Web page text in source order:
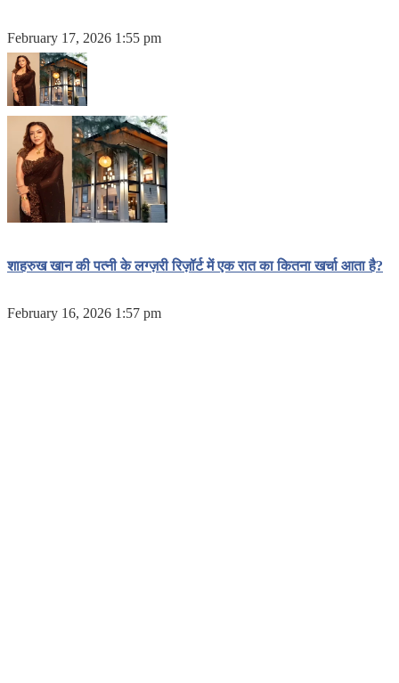
February 17, 2026 1:55 pm
शाहरुख खान की पत्नी के लग्ज़री रिज़ॉर्ट में एक रात का कितना खर्चा आता है?
February 16, 2026 1:57 pm